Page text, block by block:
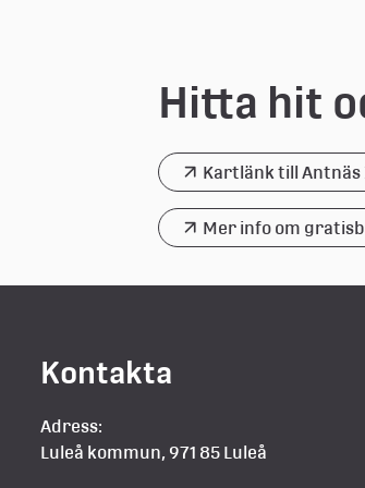
Hitta hit
Kartlänk till Antnäs
Länk
extern
Mer info om
Kontakta
Adress:
Luleå kommun, 971 85 Luleå